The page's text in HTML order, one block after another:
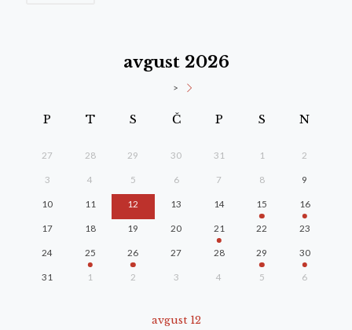
avgust 2026
>
P T S Č P S N
27 28 29 30 31 1 2
3 4 5 6 7 8 9
10 11 12 13 14 15 16
17 18 19 20 21 22 23
24 25 26 27 28 29 30
31 1 2 3 4 5 6
avgust 12